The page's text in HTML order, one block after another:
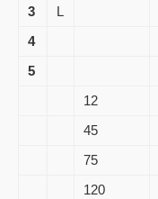
3
L
4
5
12
45
75
120